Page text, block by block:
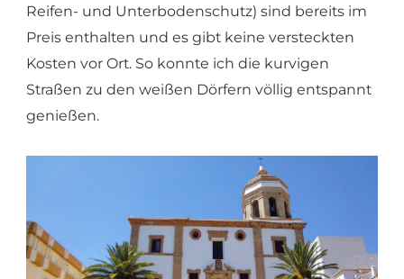
Reifen- und Unterbodenschutz) sind bereits im
Preis enthalten und es gibt keine versteckten
Kosten vor Ort. So konnte ich die kurvigen
Straßen zu den weißen Dörfern völlig entspannt
genießen.